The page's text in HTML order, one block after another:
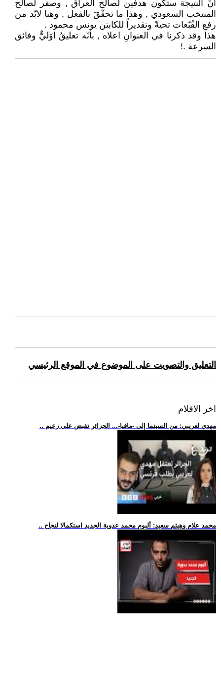
أنّ النتيجة ستكون هدفين لصالح العراق , وصفر لصالح
المنتخب السعودي , وهذا ما تحقّقَ بالفعل , وهنا لابّد من
رفع القُبّعات تحيةً وتقديراً للكابتن يونس محمود .
هذا وقد ذكرنا في العنوانِ اعلاه , بأنّه تعليقٌ اوّليٌّ وفائق
السرعة .!
التعليق والتصويت على الموضوع في الموقع الرئيسي
اخر الافلام
.. مهدي لعريبي: من السينما إلى -مافيا-... الجزائر تقبض على زعيم
.. محمد علام وهيثم سعيد: ألبوم محمد عدوية الجديد استكمالا لنجاح